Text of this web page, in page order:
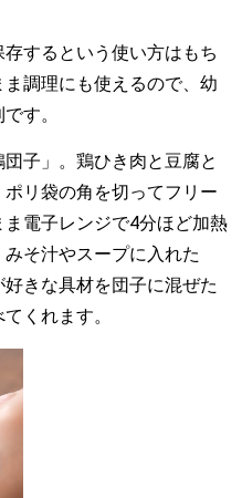
するという使い方はもち
調理にも使えるので、幼
す。
子」。鶏ひき肉と豆腐と
リ袋の角を切ってフリー
電子レンジで4分ほど加熱
そ汁やスープに入れた
きな具材を団子に混ぜた
くれます。